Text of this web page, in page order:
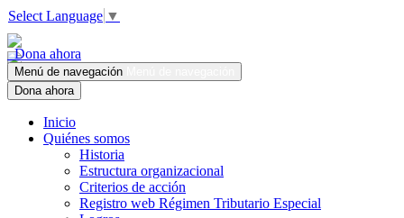
Select Language ▼
Dona ahora
Menú de navegación
Dona ahora
Inicio
Quiénes somos
Historia
Estructura organizacional
Criterios de acción
Registro web Régimen Tributario Especial